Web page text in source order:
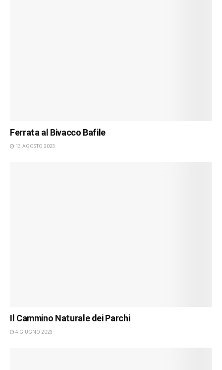
Ferrata al Bivacco Bafile
13 AGOSTO 2023
Il Cammino Naturale dei Parchi
4 GIUGNO 2023